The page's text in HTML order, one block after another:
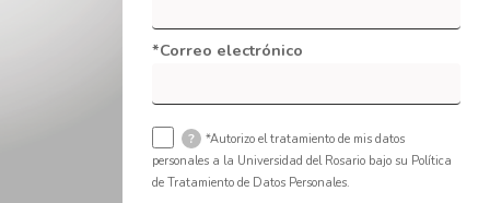
*Correo electrónico
?
*Autorizo el tratamiento de mis datos
personales a la Universidad del Rosario bajo su Política
de Tratamiento de Datos Personales.